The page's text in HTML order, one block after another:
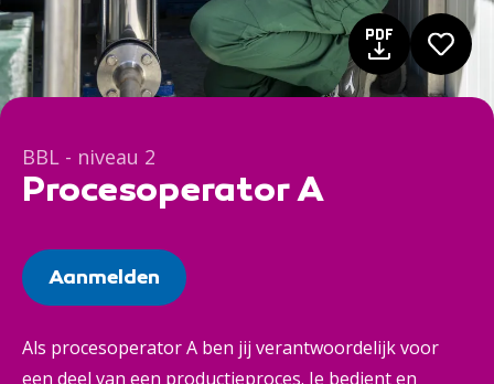
BBL - niveau 2
Procesoperator A
Aanmelden
Als procesoperator A ben jij verantwoordelijk voor
een deel van een productieproces. Je bedient en